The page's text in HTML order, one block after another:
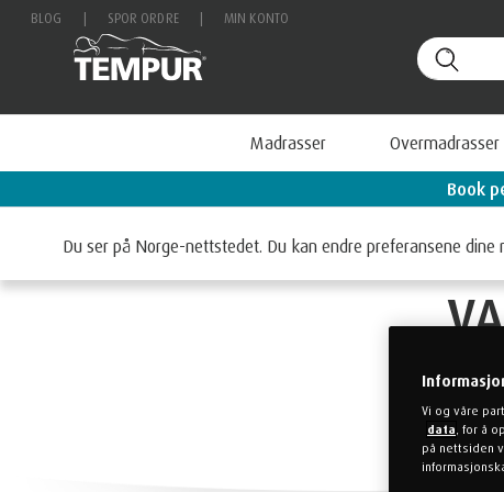
BLOG SPOR ORDRE MIN KONTO
Madrasser Overmadrasser
Book
Du ser på Norge-nettstedet. Du kan endre preferansene dine
FIRE GRUNNER TIL
Vi og våre
data , for å
på nettsiden